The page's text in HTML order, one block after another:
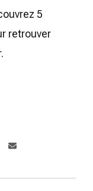
5
retrouver